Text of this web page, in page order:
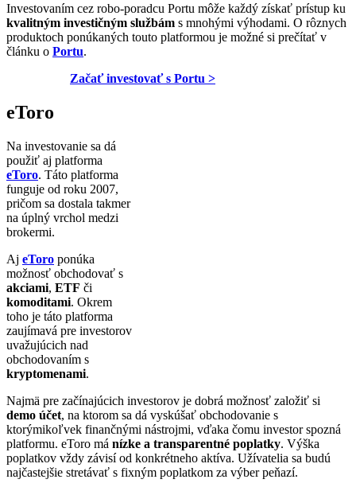
Investovaním cez robo-poradcu Portu môže každý získať prístup ku
kvalitným investičným službám s mnohými výhodami. O rôznych
produktoch ponúkaných touto platformou je možné si prečítať v
článku o Portu.
Začať investovať s Portu >
eToro
Na investovanie sa dá
použiť aj platforma
eToro. Táto platforma
funguje od roku 2007,
pričom sa dostala takmer
na úplný vrchol medzi
brokermi.
Aj eToro ponúka
možnosť obchodovať s
akciami, ETF či
komoditami. Okrem
toho je táto platforma
zaujímavá pre investorov
uvažujúcich nad
obchodovaním s
kryptomenami.
Najmä pre začínajúcich investorov je dobrá možnosť založiť si
demo účet, na ktorom sa dá vyskúšať obchodovanie s
ktorýmikoľvek finančnými nástrojmi, vďaka čomu investor spozná
platformu. eToro má nízke a transparentné poplatky. Výška
poplatkov vždy závisí od konkrétneho aktíva. Užívatelia sa budú
najčastejšie stretávať s fixným poplatkom za výber peňazí.